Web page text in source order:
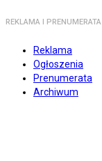
REKLAMA I PRENUMERATA
Reklama
Ogłoszenia
Prenumerata
Archiwum